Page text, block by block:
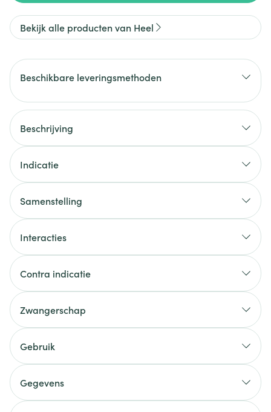
Bekijk alle producten van Heel
Beschikbare leveringsmethoden
Beschrijving
Indicatie
Samenstelling
Interacties
Contra indicatie
Zwangerschap
Gebruik
Gegevens